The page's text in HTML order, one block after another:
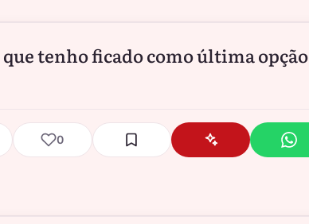
tenho ficado como última opção
0